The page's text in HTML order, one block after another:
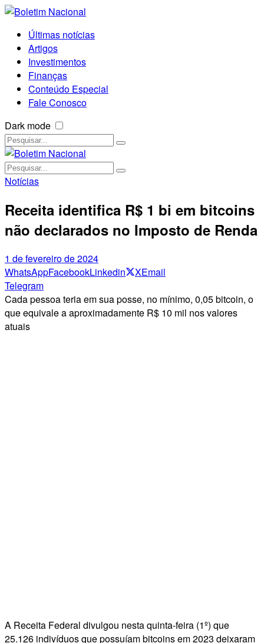
Últimas notícias
Artigos
Investimentos
Finanças
Conteúdo Especial
Fale Conosco
Dark mode
Notícias
Receita identifica R$ 1 bi em bitcoins
não declarados no Imposto de Renda
1 de fevereiro de 2024
WhatsAppFacebookLinkedin XEmail
Telegram
Cada pessoa teria em sua posse, no mínimo, 0,05 bitcoin, o
que equivale a aproximadamente R$ 10 mil nos valores
atuais
A Receita Federal divulgou nesta quinta-feira (1º) que
25.126 indivíduos que possuíam bitcoins em 2023 deixaram